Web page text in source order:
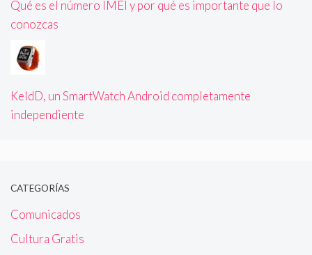
Qué es el número IMEI y por qué es importante que lo
conozcas
KeldD, un SmartWatch Android completamente
independiente
CATEGORÍAS
Comunicados
Cultura Gratis